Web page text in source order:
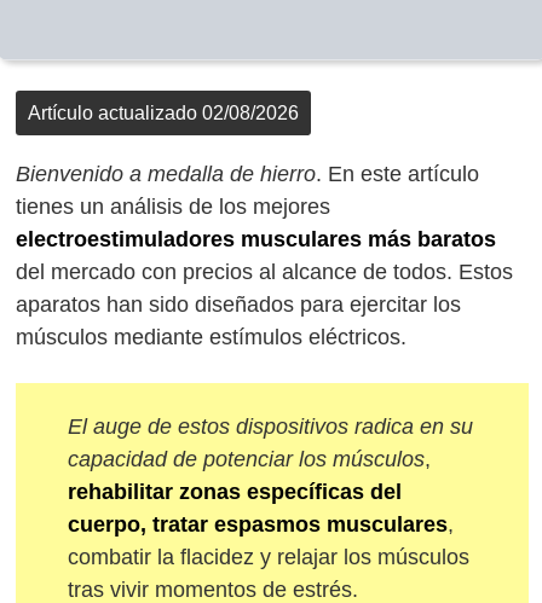
Artículo actualizado 02/08/2026
Bienvenido a medalla de hierro. En este artículo
tienes un análisis de los mejores
electroestimuladores musculares más baratos
del mercado con precios al alcance de todos. Estos
aparatos han sido diseñados para ejercitar los
músculos mediante estímulos eléctricos.
El auge de estos dispositivos radica en su
capacidad de potenciar los músculos,
rehabilitar zonas específicas del
cuerpo, tratar espasmos musculares,
combatir la flacidez y relajar los músculos
tras vivir momentos de estrés.